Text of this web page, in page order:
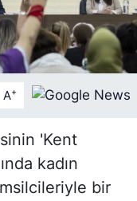
A+
'Kent
kadın
bir